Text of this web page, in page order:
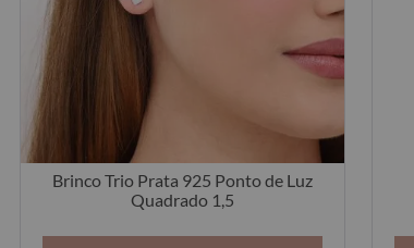
Brinco Trio Prata 925 Ponto de Luz
Quadrado 1,5